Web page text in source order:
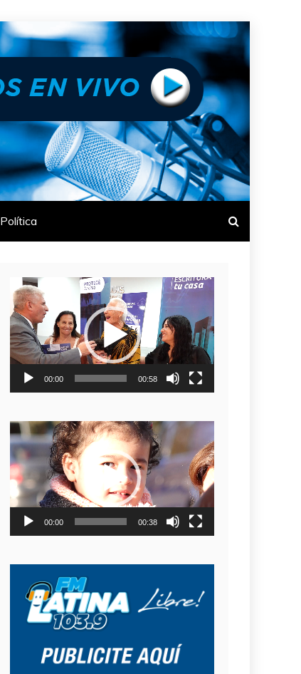
Política
Reproductor
de
video
00:00 00:58
Reproductor
de
video
00:00 00:38